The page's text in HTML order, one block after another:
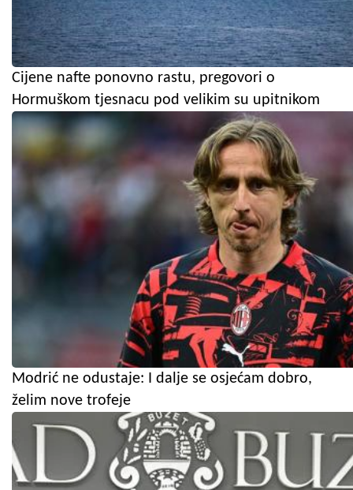
Cijene nafte ponovno rastu, pregovori o
Hormuškom tjesnacu pod velikim su upitnikom
Modrić ne odustaje: I dalje se osjećam dobro,
želim nove trofeje